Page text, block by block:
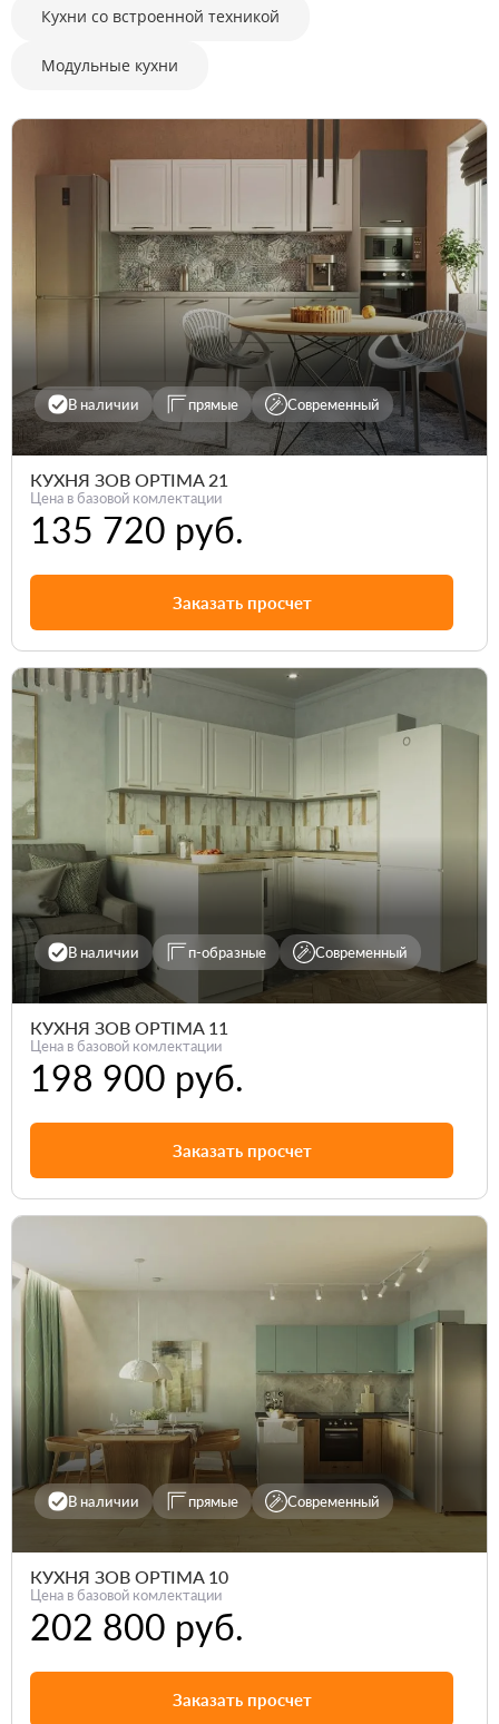
Кухни со встроенной техникой
Модульные кухни
В наличии прямые Современный
КУХНЯ ЗОВ OPTIMA 21
Цена в базовой комлектации
135 720 руб.
Заказать просчет
В наличии п-образные Современный
КУХНЯ ЗОВ OPTIMA 11
Цена в базовой комлектации
198 900 руб.
Заказать просчет
В наличии прямые Современный
КУХНЯ ЗОВ OPTIMA 10
Цена в базовой комлектации
202 800 руб.
Заказать просчет